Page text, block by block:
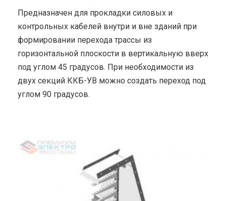
Предназначен для прокладки силовых и
контрольных кабелей внутри и вне зданий при
формировании перехода трассы из
горизонтальной плоскости в вертикальную вверх
под углом 45 градусов. При необходимости из
двух секций ККБ-УВ можно создать переход под
углом 90 градусов.